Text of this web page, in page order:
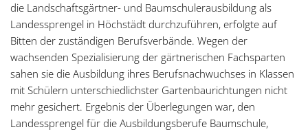
die Landschaftsgärtner- und Baumschulerausbildung als
Landessprengel in Höchstädt durchzuführen, erfolgte auf
Bitten der zuständigen Berufsverbände. Wegen der
wachsenden Spezialisierung der gärtnerischen Fachsparten
sahen sie die Ausbildung ihres Berufsnachwuchses in Klassen
mit Schülern unterschiedlichster Gartenbaurichtungen nicht
mehr gesichert. Ergebnis der Überlegungen war, den
Landessprengel für die Ausbildungsberufe Baumschule,